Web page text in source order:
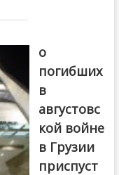
о
погибших
в
августовс
кой войне
в Грузии
приспуст